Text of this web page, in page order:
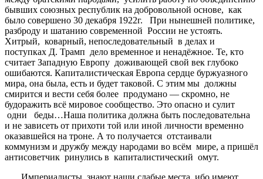
бывших союзных республик на добровольной основе, как
было совершено 30 декабря 1922г. При нынешней политике,
разброду и шатанию современной России не устоять.
Хитрый, коварный, непоследовательный в делах и
поступках Д. Трамп дело временное и ненадёжное. Те, кто
считает Западную Европу доживающей свой век глубоко
ошибаются. Капиталистическая Европа сердце буржуазного
мира, она была, есть и будет таковой. С этим мы должны
смирится и вести себя более продумано — скромно, не
будоражить всё мировое сообщество. Это опасно и сулит
одни беды…Наша политика должна быть последовательна
и не зависеть от прихоти той или иной личности временно
оказавшейся на троне. А то получается отстаивали
коммунизм и дружбу между народами во всём мире, а пришёл
антисоветчик ринулись в капиталистический омут.
Империалисты знают наши слабые места, ибо имеют